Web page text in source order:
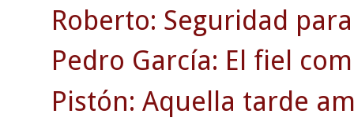
Roberto: Seguridad
Pedro García: El fiel
Pistón: Aquella tarde